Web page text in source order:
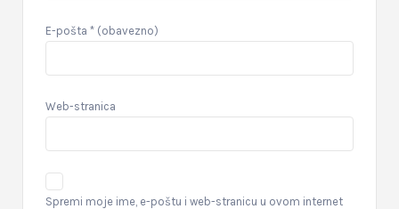
E-pošta * (obavezno)
Web-stranica
Spremi moje ime, e-poštu i web-stranicu u ovom internet